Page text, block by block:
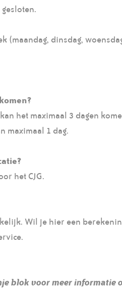
(maandag, dinsdag,
het maximaal 3 dagen
maximaal 1 dag.
het CJG.
Wil je hier een
blok voor meer informatie